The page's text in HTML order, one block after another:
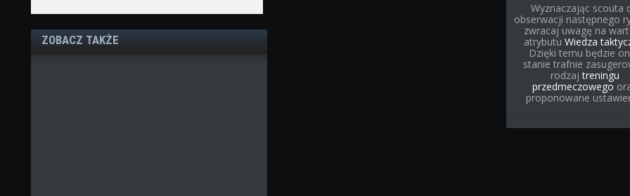
ZOBACZ TAKŻE
Wyznaczając scouta
obserwacji następnego
zwracaj uwagę na
atrybutu Wiedza
Dzięki temu będzie
stanie trafnie
rodzajtreningu
przedmeczowego
proponowane